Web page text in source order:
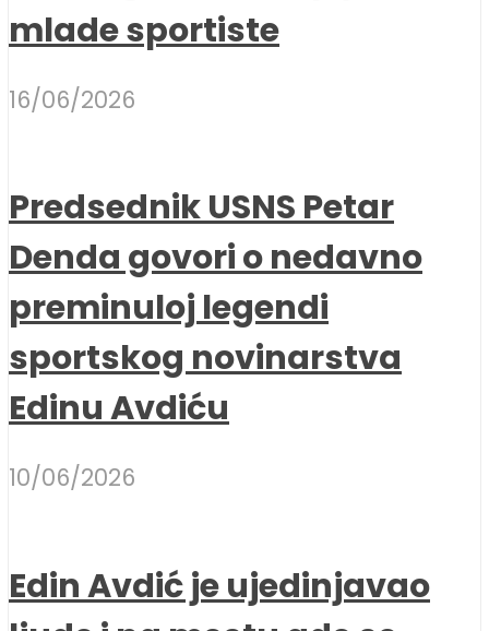
mlade sportiste
16/06/2026
Predsednik USNS Petar
Denda govori o nedavno
preminuloj legendi
sportskog novinarstva
Edinu Avdiću
10/06/2026
Edin Avdić je ujedinjavao